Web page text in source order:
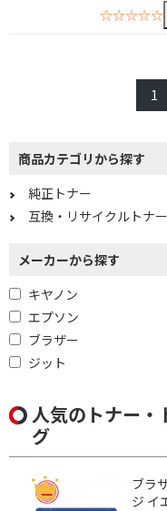
☆☆☆☆☆
1
商品カテゴリから探す
純正トナー
互換・リサイクルトナー
メーカーから探す
キヤノン
エプソン
ブラザー
ジット
人気のトナー・
グ
ブラ
ジ イ